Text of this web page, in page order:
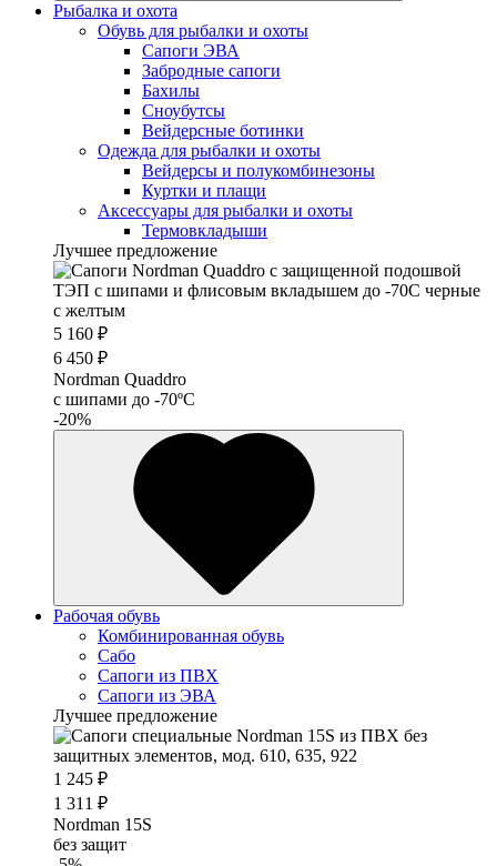
Рыбалка и охота
Обувь для рыбалки и охоты
Сапоги ЭВА
Забродные сапоги
Бахилы
Сноубутсы
Вейдерсные ботинки
Одежда для рыбалки и охоты
Вейдерсы и полукомбинезоны
Куртки и плащи
Аксессуары для рыбалки и охоты
Термовкладыши
Лучшее предложение
5 160 ₽
6 450 ₽
Nordman Quaddro
с шипами до -70ºС
-20%
Рабочая обувь
Комбинированная обувь
Сабо
Сапоги из ПВХ
Сапоги из ЭВА
Лучшее предложение
1 245 ₽
1 311 ₽
Nordman 15S
без защит